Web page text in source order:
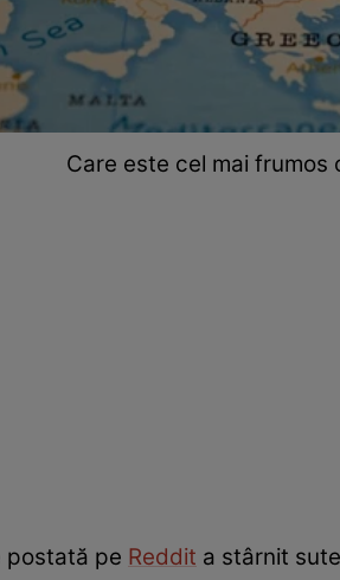
Care este cel mai
postată pe Reddit a stârnit